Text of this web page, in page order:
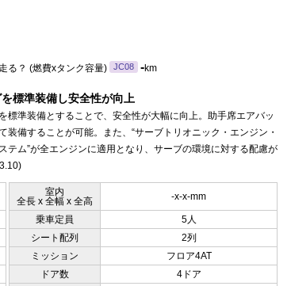
る？ (燃費xタンク容量) JC08 -km
標準装備し安全性が向上
標準装備とすることで、安全性が大幅に向上。助手席エアバッ
装備することが可能。また、“サーブトリオニック・エンジン・
テム”が全エンジンに適用となり、サーブの環境に対する配慮が
室内
全長 x 全幅 x 全高
-x-x-mm
乗車定員
5人
シート配列
2列
ミッション
フロア4AT
ドア数
4ドア